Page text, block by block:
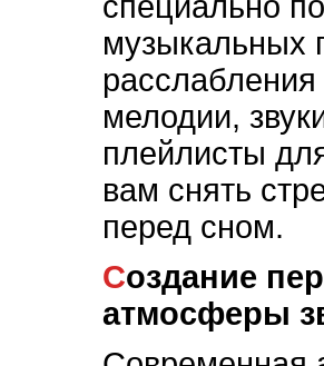
музыкальных
мелодии,
плейлисты
вам снять
перед сном.
Создание персональной
атмосферы